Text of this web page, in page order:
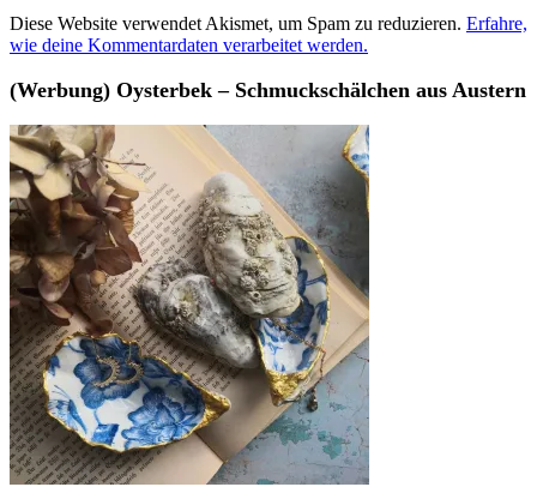
Diese Website verwendet Akismet, um Spam zu reduzieren. Erfahre,
wie deine Kommentardaten verarbeitet werden.
(Werbung) Oysterbek – Schmuckschälchen aus Austern